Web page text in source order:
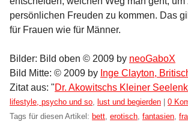
persönlichen Freuden zu kommen. Das
für Frauen wie für Männer.
Bilder: Bild oben © 2009 by neoGaboX
Bild Mitte: © 2009 by Inge Clayton,
Zitat aus: "Dr. Akowitschs Kleiner
Kategorien:
lifestyle, psycho und so lust und begierden | 0
Tags für diesen Artikel: bett erotisch fantasien